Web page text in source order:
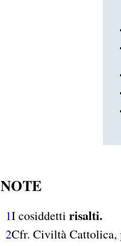
NOTE
1I cosiddetti risalti.
2Cfr. Civiltà Cattolica,